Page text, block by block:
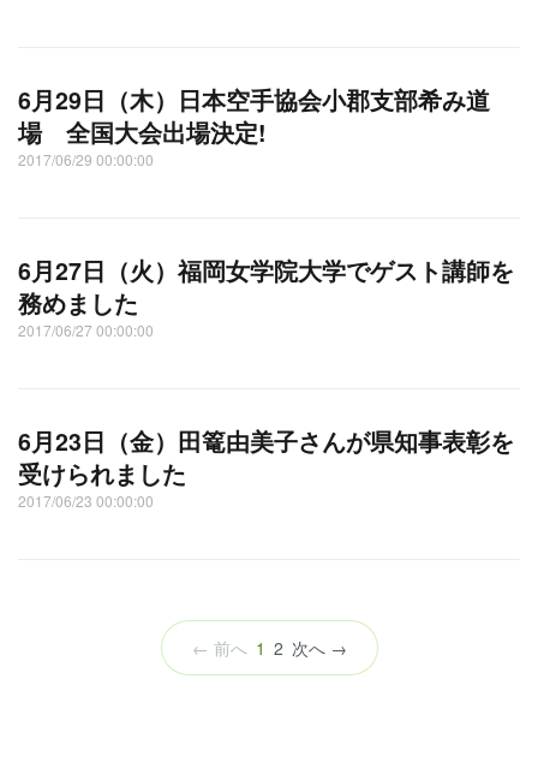
6月29日（木）日本空手協会小郡支部希み道
場 全国大会出場決定!
2017/06/29 00:00:00
6月27日（火）福岡女学院大学でゲスト講師を
務めました
2017/06/27 00:00:00
6月23日（金）田篭由美子さんが県知事表彰を
受けられました
2017/06/23 00:00:00
← 前へ 1 （こ
の
2 次へ →